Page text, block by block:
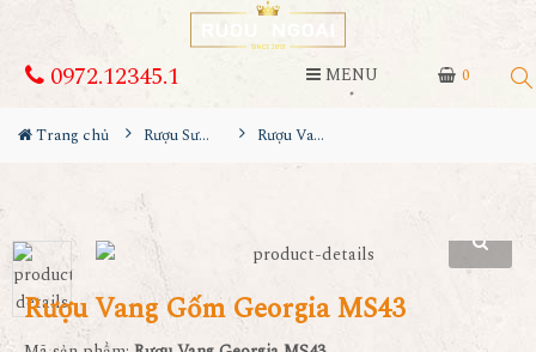
0
0972.12345.1 MENU
Trang chủ Rượu Sưu Tầm - Nga Rượu Vang Gốm Georgia MS43
Rượu Vang Gốm Georgia MS43